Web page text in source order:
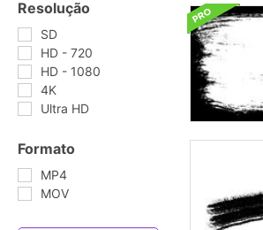
Resolução
SD
HD - 720
HD - 1080
4K
Ultra HD
Formato
MP4
MOV